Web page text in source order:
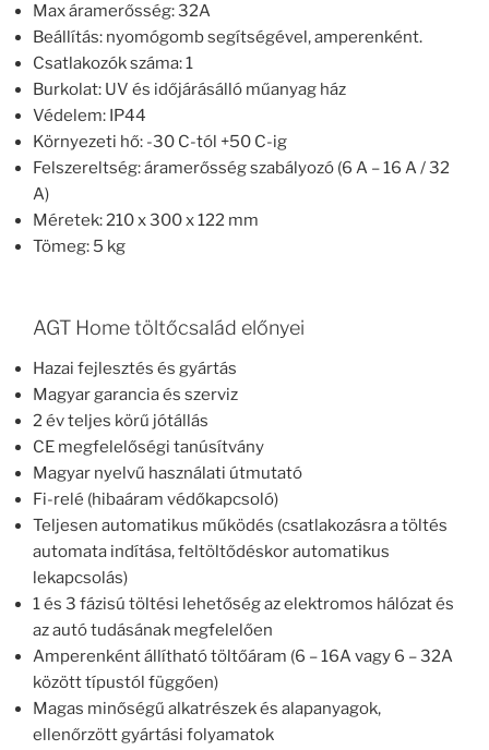
Max áramerősség: 32A
Beállítás: nyomógomb segítségével, amperenként.
Csatlakozók száma: 1
Burkolat: UV és időjárásálló műanyag ház
Védelem: IP44
Környezeti hő: -30 C-tól +50 C-ig
Felszereltség: áramerősség szabályozó (6 A – 16 A / 32
A)
Méretek: 210 x 300 x 122 mm
Tömeg: 5 kg
AGT Home töltőcsalád előnyei
Hazai fejlesztés és gyártás
Magyar garancia és szerviz
2 év teljes körű jótállás
CE megfelelőségi tanúsítvány
Magyar nyelvű használati útmutató
Fi-relé (hibaáram védőkapcsoló)
Teljesen automatikus működés (csatlakozásra a töltés
automata indítása, feltöltődéskor automatikus
lekapcsolás)
1 és 3 fázisú töltési lehetőség az elektromos hálózat és
az autó tudásának megfelelően
Amperenként állítható töltőáram (6 – 16A vagy 6 – 32A
között típustól függően)
Magas minőségű alkatrészek és alapanyagok,
ellenőrzött gyártási folyamatok